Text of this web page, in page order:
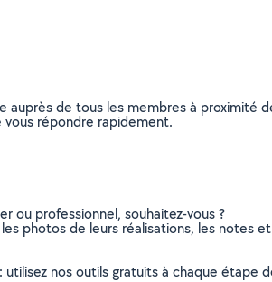
auprès de tous les membres à proximité
vous répondre rapidement.
ou professionnel, souhaitez-vous ?
photos de leurs réalisations, les notes et
nos outils gratuits à chaque étape